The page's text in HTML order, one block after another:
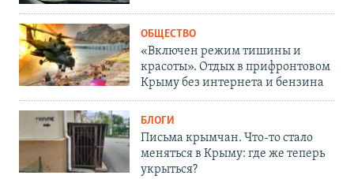
ОБЩЕСТВО
«Включен режим тишины и
красоты». Отдых в прифронтовом
Крыму без интернета и бензина
БЛОГИ
Письма крымчан. Что-то стало
меняться в Крыму: где же теперь
укрыться?